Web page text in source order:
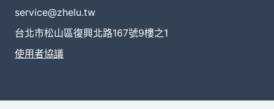
service@zhelu.tw
台北市松山區復興北路167號9樓之1
使用者協議